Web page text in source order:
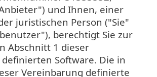
und Ihnen, einer
juristischen Person ("Sie"
berechtigt Sie zur
Abschnitt 1 dieser
Software. Die in
Vereinbarung definierte